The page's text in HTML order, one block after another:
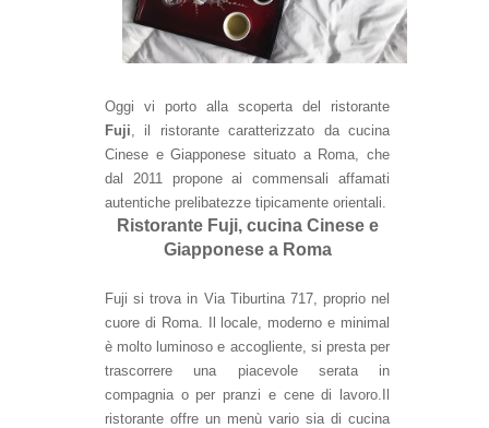
Oggi vi porto alla scoperta del ristorante
Fuji , il ristorante caratterizzato da cucina
Cinese e Giapponese situato a Roma, che
dal 2011 propone ai commensali affamati
autentiche prelibatezze tipicamente orientali.
Ristorante Fuji, cucina Cinese e
Giapponese a Roma
Fuji si trova in Via Tiburtina 717, proprio nel
cuore di Roma. Il locale, moderno e minimal
è molto luminoso e accogliente, si presta per
trascorrere una piacevole serata in
compagnia o per pranzi e cene di lavoro.Il
ristorante offre un menù vario sia di cucina